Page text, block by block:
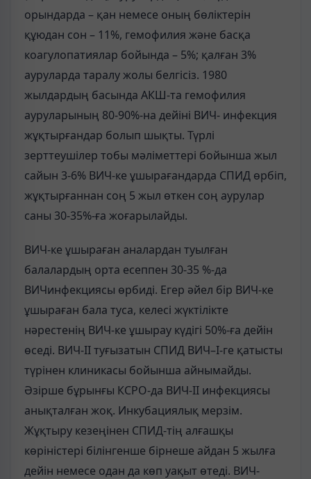
орындарда – қан немесе оның бөліктерін
құюдан сон – 11%, гемофилия және басқа
коагулопатиялар бойында – 5%; қалған 3%
ауруларда таралу жолы белгісіз. 1980
жылдардың басында АКШ-та гемофилия
ауруларының 80-90%-на дейіні ВИЧ- инфекция
жұқтырғандар болып шықты. Түрлі
зерттеушілер тобы мәліметтері бойынша жыл
сайын 3-6% ВИЧ-ке ұшырағандарда СПИД өрбіп,
жұқтырғаннан соң 5 жыл өткен соң аурулар
саны 30-35%-ға жоғарылайды.
ВИЧ-ке ұшыраған аналардан туылған
балалардың орта есеппен 30-35 %-да
ВИЧинфекциясы өрбиді. Егер әйел бір ВИЧ-ке
ұшыраған бала туса, келесі жүктілікте
нәрестенің ВИЧ-ке ұшырау күдігі 50%-ға дейін
өседі. ВИЧ-ІІ туғызатын СПИД ВИЧ–І-ге қатысты
түрінен клиникасы бойынша айнымайды.
Әзірше бұрынғы КСРО-да ВИЧ-ІІ инфекциясы
анықталған жоқ. Инкубациялық мерзім.
Жұқтыру кезеңінен СПИД-тің алғашқы
көріністері білінгенше бірнеше айдан 5 жылға
дейін немесе одан да көп уақыт өтеді. ВИЧ-